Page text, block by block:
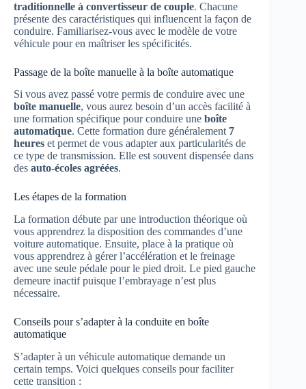
traditionnelle à convertisseur de couple. Chacune
présente des caractéristiques qui influencent la façon de
conduire. Familiarisez-vous avec le modèle de votre
véhicule pour en maîtriser les spécificités.
Passage de la boîte manuelle à la boîte automatique
Si vous avez passé votre permis de conduire avec une
boîte manuelle, vous aurez besoin d’un accès facilité à
une formation spécifique pour conduire une boîte
automatique. Cette formation dure généralement 7
heures et permet de vous adapter aux particularités de
ce type de transmission. Elle est souvent dispensée dans
des auto-écoles agréées.
Les étapes de la formation
La formation débute par une introduction théorique où
vous apprendrez la disposition des commandes d’une
voiture automatique. Ensuite, place à la pratique où
vous apprendrez à gérer l’accélération et le freinage
avec une seule pédale pour le pied droit. Le pied gauche
demeure inactif puisque l’embrayage n’est plus
nécessaire.
Conseils pour s’adapter à la conduite en boîte
automatique
S’adapter à un véhicule automatique demande un
certain temps. Voici quelques conseils pour faciliter
cette transition :